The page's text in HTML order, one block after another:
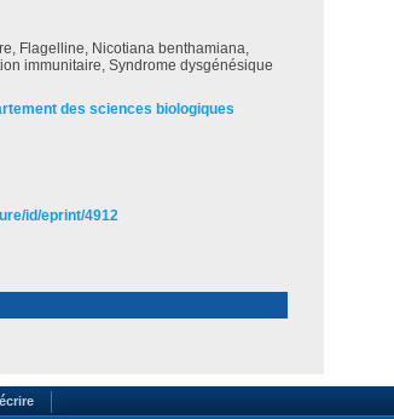
Flagelline, Nicotiana benthamiana,
immunitaire, Syndrome dysgénésique
des sciences biologiques
id/eprint/4912